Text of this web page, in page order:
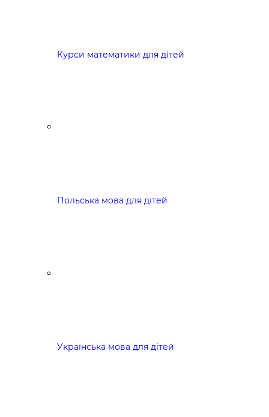
Курси математики для дітей
Польська мова для дітей
Українська мова для дітей